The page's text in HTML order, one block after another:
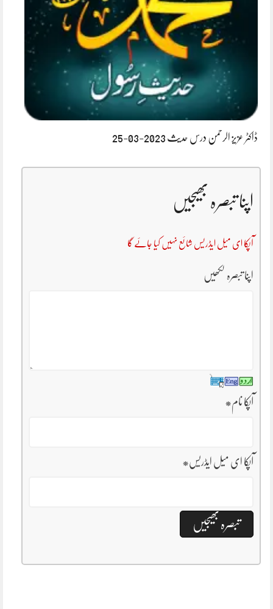
ڈاکٹر عزیز الرحمن درس حدیث 2023-03-25
اپنا تبصرہ بھیجیں
آپکا ای میل ایڈریس شائع نہیں کیا جائے گا
اپنا تبصرہ لکھیں
آپکا نام*
آپکا ای میل ایڈریس*